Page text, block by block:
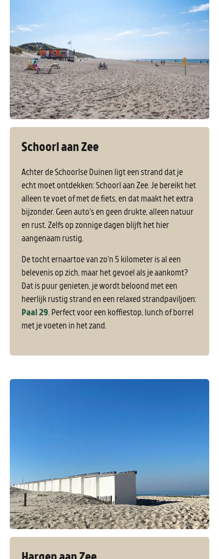
Schoorl aan Zee
Achter de Schoorlse Duinen ligt een strand dat je
echt moet ontdekken: Schoorl aan Zee. Je bereikt het
alleen te voet of met de fiets, en dat maakt het extra
bijzonder. Geen auto's en geen drukte, alleen natuur
en rust. Zelfs op zonnige dagen blijft het hier
aangenaam rustig.
De tocht ernaartoe van zo'n 5 kilometer is al een
belevenis op zich, maar het gevoel als je aankomt?
Dat is puur genieten, je wordt beloond met een
heerlijk rustig strand en een relaxed strandpaviljoen:
Paal 29. Perfect voor een koffiestop, lunch of borrel
met je voeten in het zand.
Hargen aan Zee